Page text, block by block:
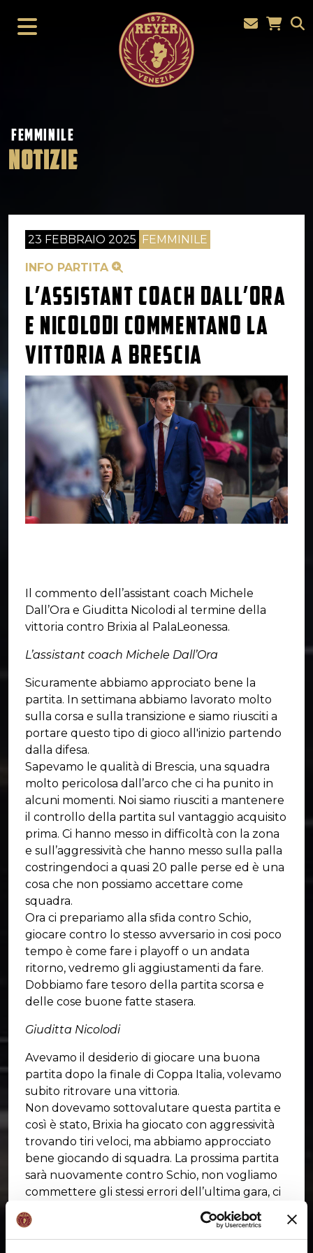
FEMMINILE
NOTIZIE
23 FEBBRAIO 2025 FEMMINILE
INFO PARTITA
L’ASSISTANT COACH DALL’ORA
E NICOLODI COMMENTANO LA
VITTORIA A BRESCIA
Il commento dell’assistant coach Michele
Dall’Ora e Giuditta Nicolodi al termine della
vittoria contro Brixia al PalaLeonessa.
L’assistant coach Michele Dall’Ora
Sicuramente abbiamo approciato bene la
partita. In settimana abbiamo lavorato molto
sulla corsa e sulla transizione e siamo riusciti a
portare questo tipo di gioco all'inizio partendo
dalla difesa.
Sapevamo le qualità di Brescia, una squadra
molto pericolosa dall’arco che ci ha punito in
alcuni momenti. Noi siamo riusciti a mantenere
il controllo della partita sul vantaggio acquisito
prima. Ci hanno messo in difficoltà con la zona
e sull’aggressività che hanno messo sulla palla
costringendoci a quasi 20 palle perse ed è una
cosa che non possiamo accettare come
squadra.
Ora ci prepariamo alla sfida contro Schio,
giocare contro lo stesso avversario in cosi poco
tempo è come fare i playoff o un andata
ritorno, vedremo gli aggiustamenti da fare.
Dobbiamo fare tesoro della partita scorsa e
delle cose buone fatte stasera.
Giuditta Nicolodi
Avevamo il desiderio di giocare una buona
partita dopo la finale di Coppa Italia, volevamo
subito ritrovare una vittoria.
Non dovevamo sottovalutare questa partita e
così è stato, Brixia ha giocato con aggressività
trovando tiri veloci, ma abbiamo approcciato
bene giocando di squadra. La prossima partita
sarà nuovamente contro Schio, non vogliamo
commettere gli stessi errori dell’ultima gara, ci